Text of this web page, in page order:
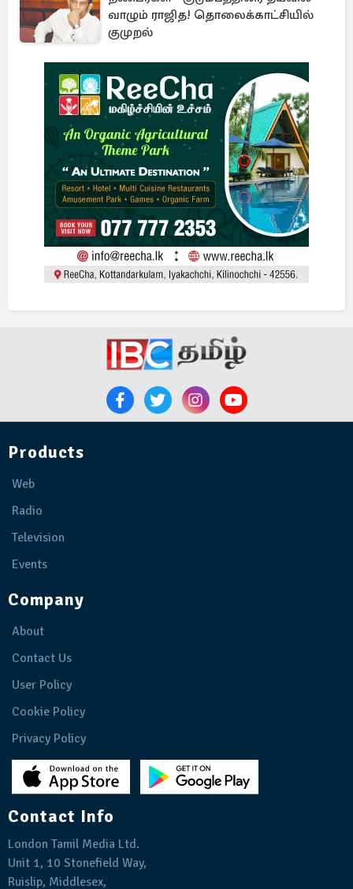
வாழும் ராஜித! தொலைக்காட்சியில்
குமுறல்
Products
Web
Radio
Television
Events
Company
About
Contact Us
User Policy
Cookie Policy
Privacy Policy
Contact Info
London Tamil Media Ltd.
Unit 1, 10 Stonefield Way,
Ruislip, Middlesex,